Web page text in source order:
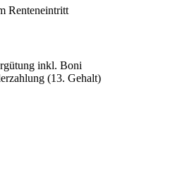
Renteneintritt
inkl. Boni
(13. Gehalt)